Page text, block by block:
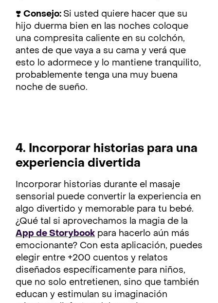
❣️ Consejo: Si usted quiere hacer que su
hijo duerma bien en las noches coloque
una compresita caliente en su colchón,
antes de que vaya a su cama y verá que
esto lo adormece y lo mantiene tranquilito,
probablemente tenga una muy buena
noche de sueño.
4. Incorporar historias para una
experiencia divertida
Incorporar historias durante el masaje
sensorial puede convertir la experiencia en
algo divertido y memorable para tu bebé.
¿Qué tal si aprovechamos la magia de la
App de Storybook para hacerlo aún más
emocionante? Con esta aplicación, puedes
elegir entre +200 cuentos y relatos
diseñados específicamente para niños,
que no solo entretienen, sino que también
educan y estimulan su imaginación